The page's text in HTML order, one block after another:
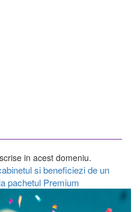
in acest domeniu.
si beneficiezi de un
pachetul Premium